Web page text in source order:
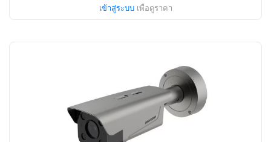
เข้าสู่ระบบเพื่อดูราคา